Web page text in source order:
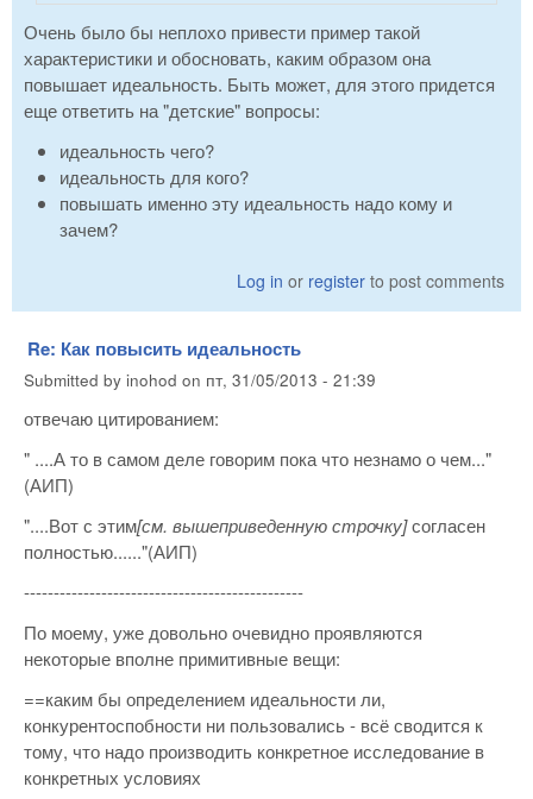
Очень было бы неплохо привести пример такой
характеристики и обосновать, каким образом она
повышает идеальность. Быть может, для этого придется
еще ответить на "детские" вопросы:
идеальность чего?
идеальность для кого?
повышать именно эту идеальность надо кому и
зачем?
Log in or register to post comments
Re: Как повысить идеальность
Submitted by inohod on пт, 31/05/2013 - 21:39
отвечаю цитированием:
" ....А то в самом деле говорим пока что незнамо о чем..."
(АИП)
"....Вот с этим[см. вышеприведенную строчку]согласен
полностью......"(АИП)
-----------------------------------------------
По моему, уже довольно очевидно проявляются
некоторые вполне примитивные вещи:
==каким бы определением идеальности ли,
конкурентоспобности ни пользовались - всё сводится к
тому, что надо производить конкретное исследование в
конкретных условиях